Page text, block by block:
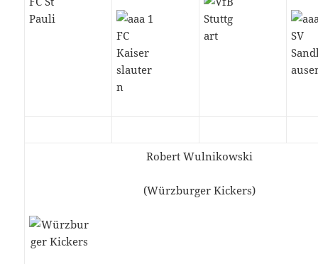
Robert Wulnikowski
(Würzburger Kickers)